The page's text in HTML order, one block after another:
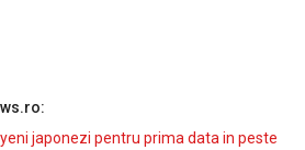
japonezi pentru prima data in peste